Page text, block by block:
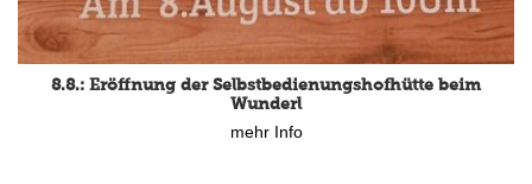
8.8.: Eröffnung der Selbstbedienungshofhütte beim
Wunderl
mehr Info